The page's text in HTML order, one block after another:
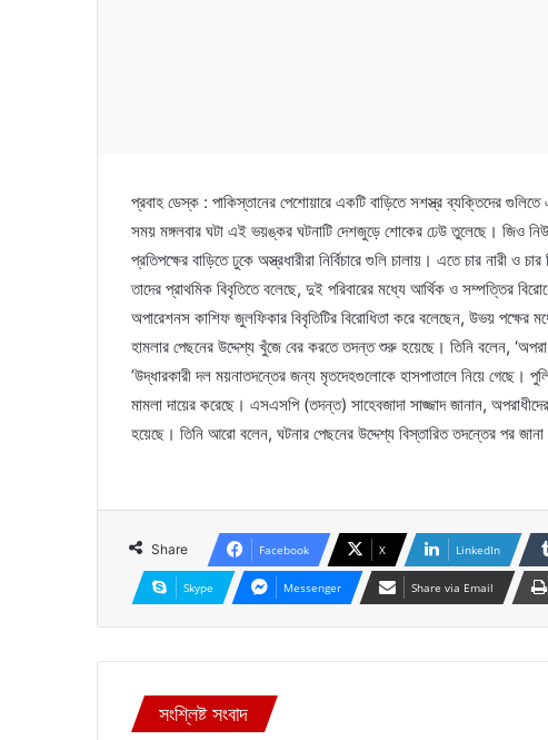
প্রবাহ ডেস্ক : পাকিস্তানের পেশোয়ারে একটি বাড়িতে সশস্ত্র ব্যক্তিদের
সময় মঙ্গলবার ঘটা এই ভয়ঙ্কর ঘটনাটি দেশজুড়ে শোকের ঢেউ তুলেছে। জিও
প্রতিপক্ষের বাড়িতে ঢুকে অস্ত্রধারীরা নির্বিচারে গুলি চালায়। এতে চার
তাদের প্রাথমিক বিবৃতিতে বলেছে, দুই পরিবারের মধ্যে আর্থিক ও সম্পত্তির
অপারেশনস কাশিফ জুলফিকার বিবৃতিটির বিরোধিতা করে বলেছেন, উভয়
হামলার পেছনের উদ্দেশ্য খুঁজে বের করতে তদন্ত শুরু হয়েছে। তিনি বলেন,
’উদ্ধারকারী দল ময়নাতদন্তের জন্য মৃতদেহগুলোকে হাসপাতালে নিয়ে গেছে।
মামলা দায়ের করেছে। এসএসপি (তদন্ত) সাহেবজাদা সাজ্জাদ জানান,
হয়েছে। তিনি আরো বলেন, ঘটনার পেছনের উদ্দেশ্য বিস্তারিত তদন্তের পর জানা
Share Facebook X LinkedIn
Skype Messenger Share via Email
সংশ্লিষ্ট সংবাদ